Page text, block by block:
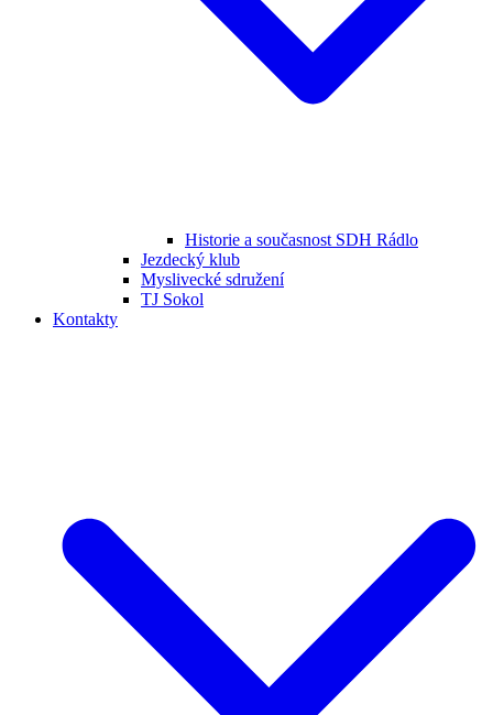
Historie a současnost SDH Rádlo
Jezdecký klub
Myslivecké sdružení
TJ Sokol
Kontakty